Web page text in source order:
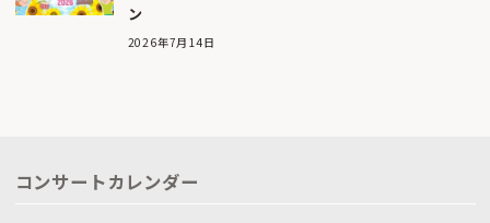
ン
2026年7月14日
コンサートカレンダー